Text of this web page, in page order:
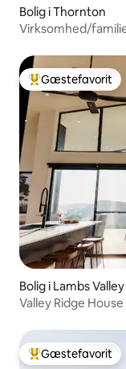
Bolig i Thornton
Virksomhed/
Bedste
Gæstefavorit
Bolig i Lambs Valley
Valley Ridge House Udenfor elnettet|Pool|Udsigt over
Bedste
Gæstefavorit